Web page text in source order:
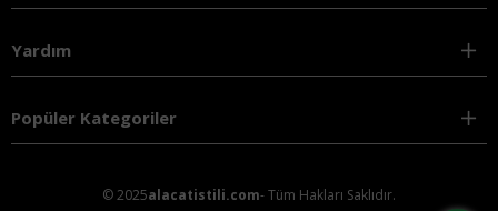
Yardım
Popüler Kategoriler
© 2025alacatistili.com- Tüm Hakları Saklıdır.